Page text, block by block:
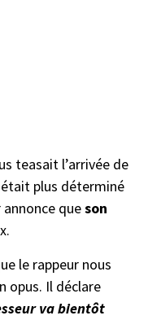
teasait l’arrivée de
plus déterminé
annonce queson
le rappeur nous
opus. Il déclare
va bientôt